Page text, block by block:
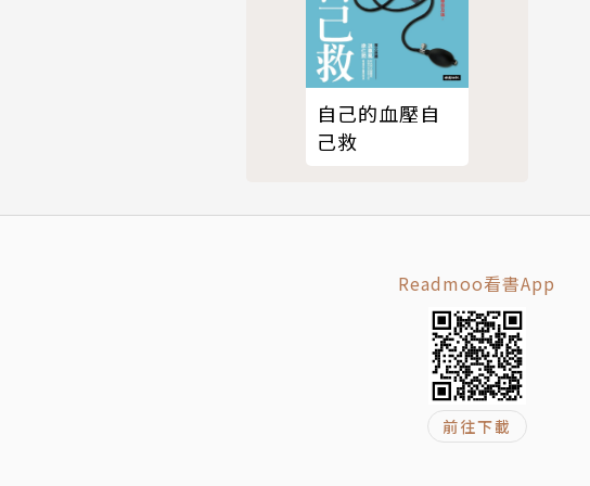
自己的血壓自
己救
Readmoo看書App
前往下載